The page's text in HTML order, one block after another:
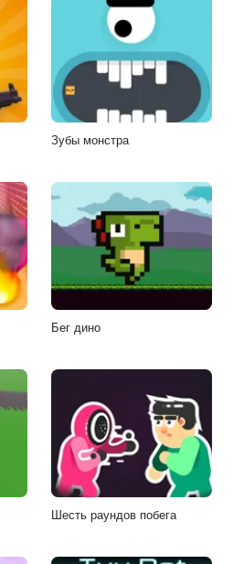
Зубы монстра
Бег дино
Шесть раундов побега